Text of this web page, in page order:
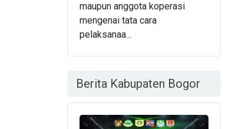
maupun anggota koperasi
mengenai tata cara
pelaksanaa...
Berita Kabupaten Bogor